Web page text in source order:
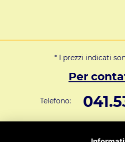
* I prezzi indicati
Per
Telefono: